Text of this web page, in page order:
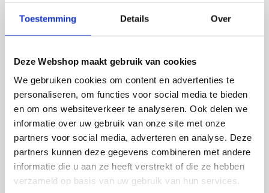
Toestemming Details Over
Deze Webshop maakt gebruik van cookies
We gebruiken cookies om content en advertenties te
personaliseren, om functies voor social media te bieden
en om ons websiteverkeer te analyseren. Ook delen we
informatie over uw gebruik van onze site met onze
partners voor social media, adverteren en analyse. Deze
partners kunnen deze gegevens combineren met andere
informatie die u aan ze heeft verstrekt of die ze hebben
verzameld op basis van uw gebruik van hun services.
Lees meer
Rian
Fijne site waar ik een mooie
lamp heb uitgekozen en
besteld. De volgende dag
werd deze al bezorgd. Super
netjes en veilig verpakt.
Anne
Het bestellen,
leveren verliep vlot en
volledig naar wens.
artikel is zeer mooi
veel sfeer, het is ook
eenvoudig te